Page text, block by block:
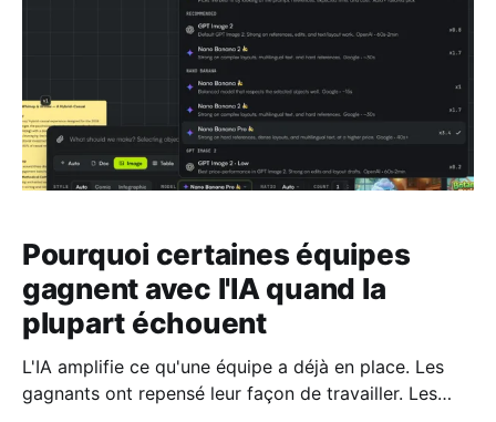
Pourquoi certaines équipes
gagnent avec l'IA quand la
plupart échouent
L'IA amplifie ce qu'une équipe a déjà en place. Les
gagnants ont repensé leur façon de travailler. Les